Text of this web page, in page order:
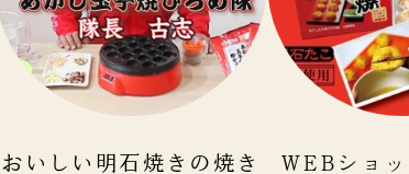
おいしい明石焼きの焼き
WEBショ